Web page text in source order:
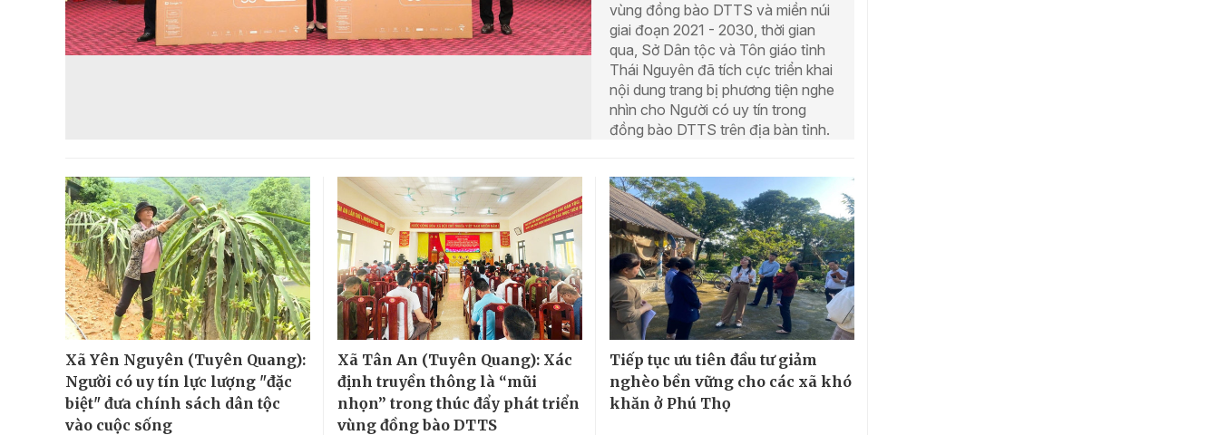
vùng đồng bào DTTS và miền núi
giai đoạn 2021 - 2030, thời gian
qua, Sở Dân tộc và Tôn giáo tỉnh
Thái Nguyên đã tích cực triển khai
nội dung trang bị phương tiện nghe
nhìn cho Người có uy tín trong
đồng bào DTTS trên địa bàn tỉnh.
Xã Yên Nguyên (Tuyên Quang):
Người có uy tín lực lượng "đặc
biệt" đưa chính sách dân tộc
vào cuộc sống
Xã Tân An (Tuyên Quang): Xác
định truyền thông là “mũi
nhọn” trong thúc đẩy phát triển
vùng đồng bào DTTS
Tiếp tục ưu tiên đầu tư giảm
nghèo bền vững cho các xã khó
khăn ở Phú Thọ